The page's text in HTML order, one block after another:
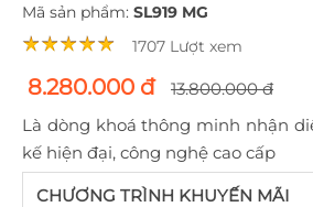
Mã sản phẩm: SL919 MG
1707 Lượt xem
8.280.000 đ
13.800.000 đ
Là dòng khoá thông minh nhận
kế hiện đại, công nghệ cao cấp
CHƯƠNG TRÌNH KHUYẾN MÃI